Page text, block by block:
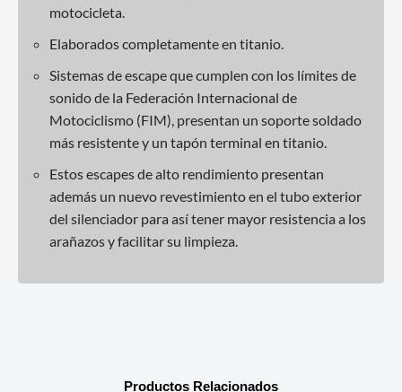
motocicleta.
Elaborados completamente en titanio.
Sistemas de escape que cumplen con los límites de
sonido de la Federación Internacional de
Motociclismo (FIM), presentan un soporte soldado
más resistente y un tapón terminal en titanio.
Estos escapes de alto rendimiento presentan
además un nuevo revestimiento en el tubo exterior
del silenciador para así tener mayor resistencia a los
arañazos y facilitar su limpieza.
Productos Relacionados